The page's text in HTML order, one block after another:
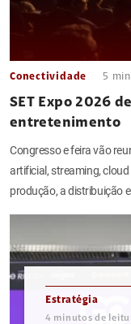
Conectividade 5
SET Expo 2026
entretenimento
Congresso e feira vão
artificial, streaming,
produção, a distribuição
Estratégia
4 minutos de